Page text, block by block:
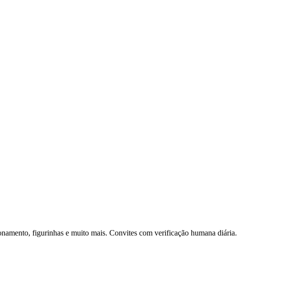
figurinhas e muito mais. Convites com verificação humana diária.